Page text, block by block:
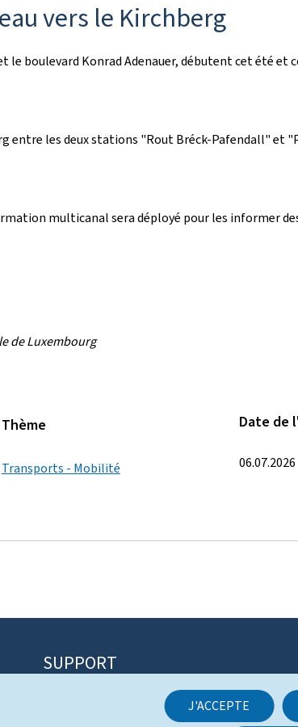
J'ACCEPTE
vers le Kirchberg
le boulevard Konrad Adenauer, débutent cet été
entre les deux stations "Rout Bréck-Pafendall" et
multicanal sera déployé pour les informer
de Luxembourg
Thème
Transports - Mobilité
Date de
06.07.2026
SUPPORT